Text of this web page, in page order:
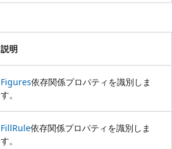
説明
Figures依存関係プロパティを識別しま
す。
FillRule依存関係プロパティを識別しま
す。